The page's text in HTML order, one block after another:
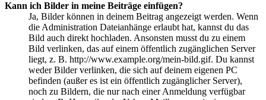
Kann ich Bilder in meine Beiträge einfügen?
Ja, Bilder können in deinem Beitrag angezeigt werden. Wenn
die Administration Dateianhänge erlaubt hat, kannst du das
Bild auch direkt hochladen. Ansonsten musst du zu einem
Bild verlinken, das auf einem öffentlich zugänglichen Server
liegt, z. B. http://www.example.org/mein-bild.gif. Du kannst
weder Bilder verlinken, die sich auf deinem eigenen PC
befinden (außer es ist ein öffentlich zugänglicher Server),
noch zu Bildern, die nur nach einer Anmeldung verfügbar